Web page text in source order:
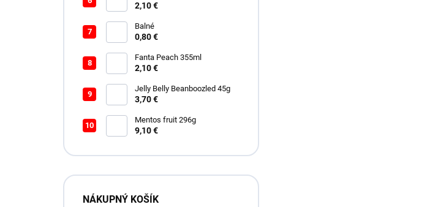
2,10 €
Balné
0,80 €
Fanta Peach 355ml
2,10 €
Jelly Belly Beanboozled 45g
3,70 €
Mentos fruit 296g
9,10 €
NÁKUPNÝ KOŠÍK